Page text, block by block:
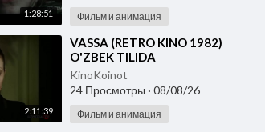
1:28:51 Фильм и анимация
2:11:39
⁣VASSA (RETRO KINO 1982)
O'ZBEK TILIDA
KinoKoinot
24 Просмотры · 08/08/26
Фильм и анимация